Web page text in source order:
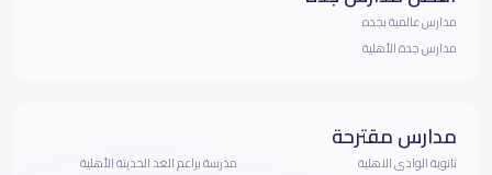
مدارس عالمية بجده
مدارس جدة الأهلية
مدارس مقترحة
ثانوية الوادى الاهلية
مدرسة براعم الغد الحديثة الأهلية